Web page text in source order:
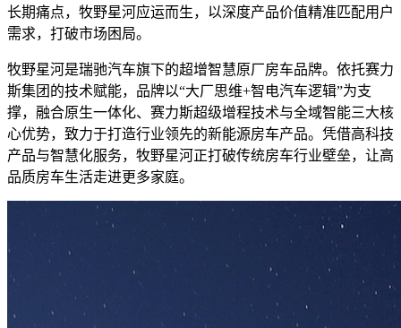
长期痛点，牧野星河应运而生，以深度产品价值精准匹配用户
需求，打破市场困局。
牧野星河是瑞驰汽车旗下的超增智慧原厂房车品牌。依托赛力
斯集团的技术赋能，品牌以“大厂思维+智电汽车逻辑”为支
撑，融合原生一体化、赛力斯超级增程技术与全域智能三大核
心优势，致力于打造行业领先的新能源房车产品。凭借高科技
产品与智慧化服务，牧野星河正打破传统房车行业壁垒，让高
品质房车生活走进更多家庭。